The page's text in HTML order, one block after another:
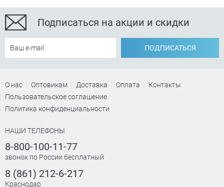
Подписаться на акции и скидки
ПОДПИСАТЬСЯ
О нас Оптовикам Доставка Оплата
Контакты
Пользовательское соглашение
Политика конфиденциальности
НАШИ ТЕЛЕФОНЫ
8-800-100-11-77
звонок по России бесплатный
8 (861) 212-6-217
Краснодар